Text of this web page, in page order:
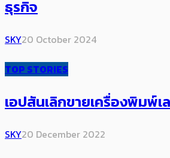
ธุรกิจ
SKY20 October 2024
TOP STORIES
เอปสันเลิกขายเครื่องพิมพ์
SKY20 December 2022